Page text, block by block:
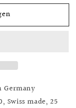
Germany
Swiss made, 25